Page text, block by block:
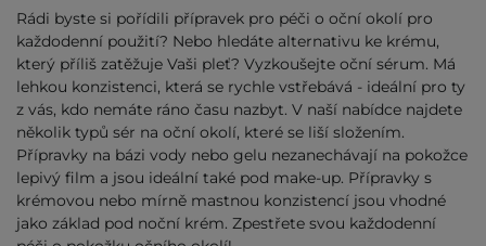
Rádi byste si pořídili přípravek pro péči o oční okolí pro
každodenní použití? Nebo hledáte alternativu ke krému,
který příliš zatěžuje Vaši pleť? Vyzkoušejte oční sérum. Má
lehkou konzistenci, která se rychle vstřebává - ideální pro ty
z vás, kdo nemáte ráno času nazbyt. V naší nabídce najdete
několik typů sér na oční okolí, které se liší složením.
Přípravky na bázi vody nebo gelu nezanechávají na pokožce
lepivý film a jsou ideální také pod make-up. Přípravky s
krémovou nebo mírně mastnou konzistencí jsou vhodné
jako základ pod noční krém. Zpestřete svou každodenní